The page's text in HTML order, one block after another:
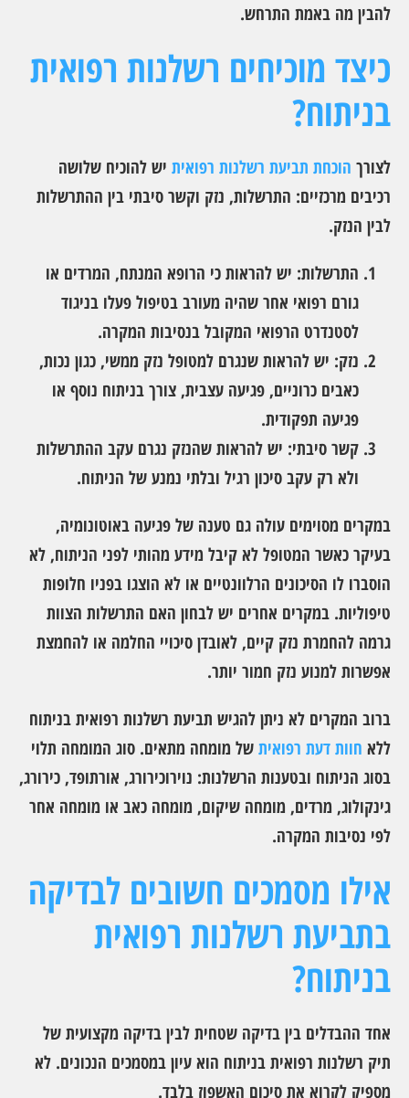
להבין מה באמת התרחש.
כיצד מוכיחים רשלנות רפואית
בניתוח?
לצורך הוכחת תביעת רשלנות רפואית יש להוכיח שלושה
רכיבים מרכזיים: התרשלות, נזק וקשר סיבתי בין ההתרשלות
לבין הנזק.
התרשלות: יש להראות כי הרופא המנתח, המרדים או
גורם רפואי אחר שהיה מעורב בטיפול פעלו בניגוד
לסטנדרט הרפואי המקובל בנסיבות המקרה.
נזק: יש להראות שנגרם למטופל נזק ממשי, כגון נכות,
כאבים כרוניים, פגיעה עצבית, צורך בניתוח נוסף או
פגיעה תפקודית.
קשר סיבתי: יש להראות שהנזק נגרם עקב ההתרשלות
ולא רק עקב סיכון רגיל ובלתי נמנע של הניתוח.
במקרים מסוימים עולה גם טענה שלפגיעה באוטונומיה,
בעיקר כאשר המטופל לא קיבל מידע מהותי לפני הניתוח, לא
הוסברו לו הסיכונים הרלוונטיים או לא הוצגו בפניו חלופות
טיפוליות. במקרים אחרים יש לבחון האם התרשלות הצוות
גרמה להחמרת נזק קיים, לאובדן סיכויי החלמה או להחמצת
אפשרות למנוע נזק חמור יותר.
ברוב המקרים לא ניתן להגיש תביעת רשלנות רפואית בניתוח
ללא חוות דעת רפואיתשל מומחה מתאים. סוג המומחה תלוי
בסוג הניתוח ובטענות הרשלנות: נוירוכירורג, אורתופד, כירורג,
גינקולוג, מרדים, מומחה שיקום, מומחה כאב או מומחה אחר
לפי נסיבות המקרה.
אילו מסמכים חשובים לבדיקה
בתביעת רשלנות רפואית
בניתוח?
אחד ההבדלים בין בדיקה שטחית לבין בדיקה מקצועית של
תיק רשלנות רפואית בניתוח הוא עיון במסמכים הנכונים. לא
מספיק לקרוא את סיכום האשפוז בלבד.